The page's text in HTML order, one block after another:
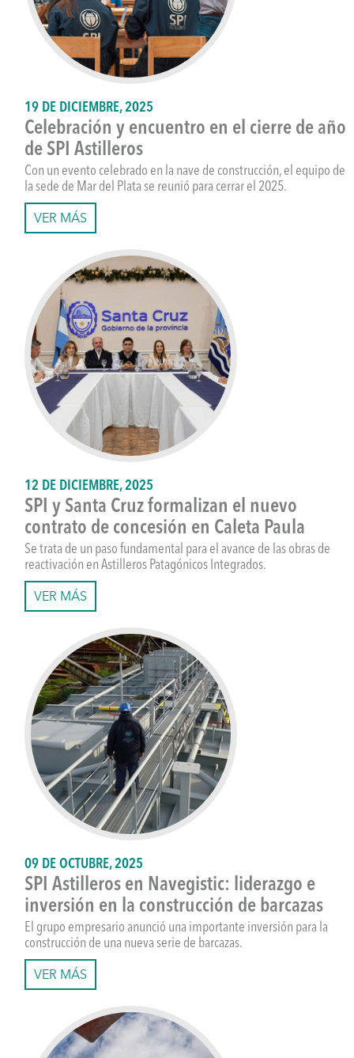
19 DE DICIEMBRE, 2025
Celebración y encuentro en el cierre de año
de SPI Astilleros
Con un evento celebrado en la nave de construcción, el equipo de
la sede de Mar del Plata se reunió para cerrar el 2025.
VER MÁS
12 DE DICIEMBRE, 2025
SPI y Santa Cruz formalizan el nuevo
contrato de concesión en Caleta Paula
Se trata de un paso fundamental para el avance de las obras de
reactivación en Astilleros Patagónicos Integrados.
VER MÁS
09 DE OCTUBRE, 2025
SPI Astilleros en Navegistic: liderazgo e
inversión en la construcción de barcazas
El grupo empresario anunció una importante inversión para la
construcción de una nueva serie de barcazas.
VER MÁS